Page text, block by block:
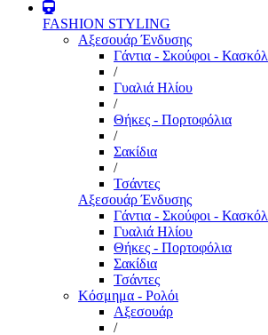
FASHION STYLING
Αξεσουάρ Ένδυσης
Γάντια - Σκούφοι - Κασκόλ
/
Γυαλιά Ηλίου
/
Θήκες - Πορτοφόλια
/
Σακίδια
/
Τσάντες
Αξεσουάρ Ένδυσης
Γάντια - Σκούφοι - Κασκόλ
Γυαλιά Ηλίου
Θήκες - Πορτοφόλια
Σακίδια
Τσάντες
Κόσμημα - Ρολόι
Αξεσουάρ
/